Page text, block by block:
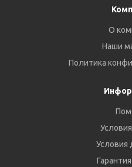
О
Наши
Политика
Условия